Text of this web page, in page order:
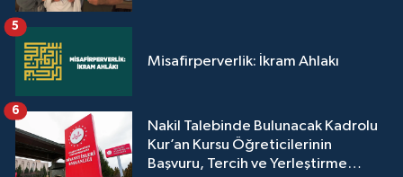
Misafirperverlik: İkram Ahlakı
5
Nakil Talebinde Bulunacak Kadrolu
Kur’an Kursu Öğreticilerinin
Başvuru, Tercih ve Yerleştirme
6
Van Müftülüğü
Yalova Müftülüğü
Yozgat Müftülüğü